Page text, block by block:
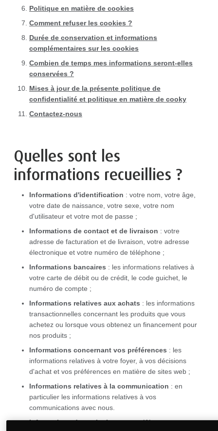
Politique en matière de cookies
Comment refuser les cookies ?
Durée de conservation et informations
complémentaires sur les cookies
Combien de temps mes informations seront-elles
conservées ?
Mises à jour de la présente politique de
confidentialité et politique en matière de cooky
Contactez-nous
Quelles sont les
informations recueillies ?
Informations d'identification : votre nom, votre âge,
votre date de naissance, votre sexe, votre nom
d'utilisateur et votre mot de passe ;
Informations de contact et de livraison : votre
adresse de facturation et de livraison, votre adresse
électronique et votre numéro de téléphone ;
Informations bancaires : les informations relatives à
votre carte de débit ou de crédit, le code guichet, le
numéro de compte ;
Informations relatives aux achats : les informations
transactionnelles concernant les produits que vous
achetez ou lorsque vous obtenez un financement pour
nos produits ;
Informations concernant vos préférences : les
informations relatives à votre foyer, à vos décisions
d'achat et vos préférences en matière de sites web ;
Informations relatives à la communication : en
particulier les informations relatives à vos
communications avec nous.
Informations de marketing: vos préférences en